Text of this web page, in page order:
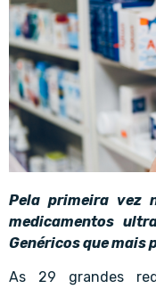
Pela primeira vez
medicamentos
Genéricos que mais
As 29 grandes